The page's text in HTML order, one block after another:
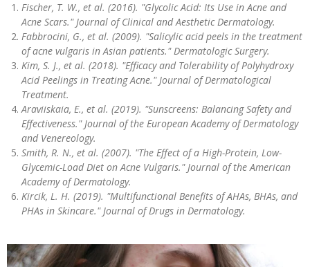
Fischer, T. W., et al. (2016). "Glycolic Acid: Its Use in Acne and
Acne Scars." Journal of Clinical and Aesthetic Dermatology.
Fabbrocini, G., et al. (2009). "Salicylic acid peels in the treatment
of acne vulgaris in Asian patients." Dermatologic Surgery.
Kim, S. J., et al. (2018). "Efficacy and Tolerability of Polyhydroxy
Acid Peelings in Treating Acne." Journal of Dermatological
Treatment.
Araviiskaia, E., et al. (2019). "Sunscreens: Balancing Safety and
Effectiveness." Journal of the European Academy of Dermatology
and Venereology.
Smith, R. N., et al. (2007). "The Effect of a High-Protein, Low-
Glycemic-Load Diet on Acne Vulgaris." Journal of the American
Academy of Dermatology.
Kircik, L. H. (2019). "Multifunctional Benefits of AHAs, BHAs, and
PHAs in Skincare." Journal of Drugs in Dermatology.